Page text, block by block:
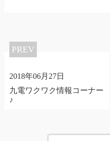
PREV
2018年06月27日
九電ワクワク情報コーナー
♪